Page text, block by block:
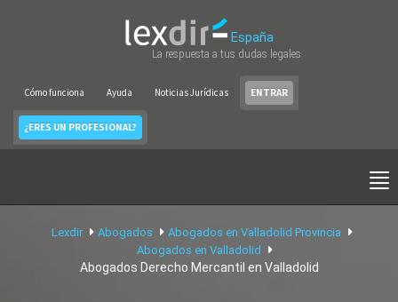
España
La respuesta a tus dudas legales
Cómo funciona Ayuda Noticias Jurídicas ENTRAR
¿ERES UN PROFESIONAL?
Lexdir Abogados
Abogados en Valladolid Provincia
Abogados en Valladolid
Abogados Derecho Mercantil en Valladolid